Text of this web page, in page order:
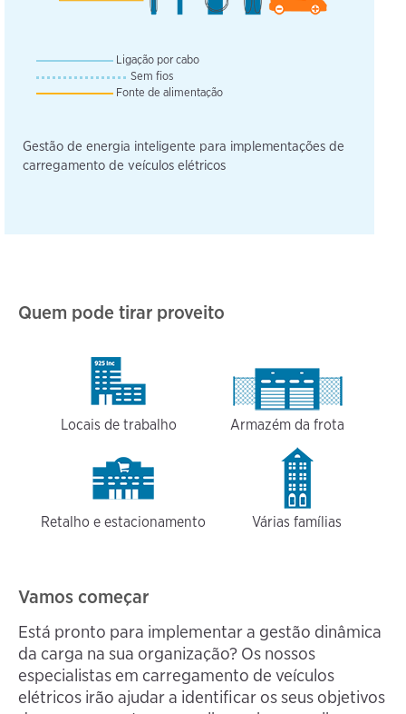
Ligação por cabo
Sem fios
Fonte de alimentação
Gestão de energia inteligente para implementações de
carregamento de veículos elétricos
Quem pode tirar proveito
Locais de trabalho Armazém da frota
Retalho e estacionamento Várias famílias
Vamos começar
Está pronto para implementar a gestão dinâmica
da carga na sua organização? Os nossos
especialistas em carregamento de veículos
elétricos irão ajudar a identificar os seus objetivos